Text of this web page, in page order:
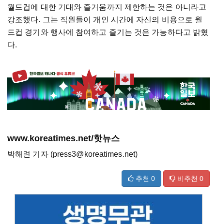
월드컵에 대한 기대와 즐거움까지 제한하는 것은 아니라고
강조했다. 그는 직원들이 개인 시간에 자신의 비용으로 월
드컵 경기와 행사에 참여하고 즐기는 것은 가능하다고 밝혔
다.
www.koreatimes.net/핫뉴스
박해련 기자 (press3@koreatimes.net)
추천 0 비추천 0